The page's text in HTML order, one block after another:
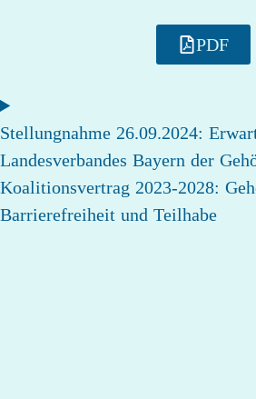
PDF
Stellungnahme 26.09.2024:
Landesverbandes Bayern der
Koalitionsvertrag 2023-2028:
Barrierefreiheit und Teilhabe